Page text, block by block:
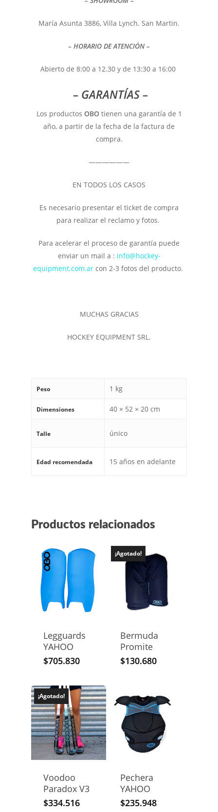
María Asunta 3886, Villa Lynch. San Martin.
– HORARIO DE ATENCIÓN –
Abierto de 8:00 a 12.30 y de 13:30 a 16:00
– GARANTÍAS –
Los productos OBO tienen una garantía de 1
año, a partir de la fecha de la factura de
compra.
——————
EN TODOS LOS CASOS
Es necesario presentar el ticket de compra
para realizar el reclamo y fotos.
Para acelerar el proceso de garantía puede
enviar un mail a : info@hockey-
equipment.com.ar con 2-3 fotos del producto.
MUCHAS GRACIAS
HOCKEY EQUIPMENT SRL.
Peso 1 kg
Dimensiones 40 × 52 × 20 cm
Talle único
Edad recomendada 15 años en adelante
Productos relacionados
Legguards
YAHOO
$705.830
¡Agotado!
Bermuda
Promite
$130.680
¡Agotado!
Voodoo
Paradox V3
$334.516
Pechera
YAHOO
$235.948